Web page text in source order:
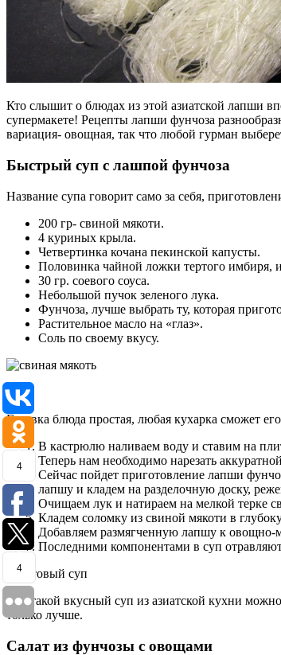
Кто слышит о блюдах из этой азиатской лапши
супермакете! Рецепты лапши фунчоза
вариация- овощная, так что любой гурман
Быстрый суп с лашпой фунчоза
Название супа говорит само за себя,
200 гр- свиной мякоти.
4 куриных крыла.
Четвертинка кочана пекинской капусты.
Половинка чайной ложки тертого имбиря,
30 гр. соевого соуса.
Небольшой пучок зеленого лука.
Фунчоза, лучше выбрать ту, которая
Растительное масло на «глаз».
Соль по своему вкусу.
Готовка блюда простая, любая кухарка сможет
В кастрюлю наливаем воду и ставим на
Теперь нам необходимо нарезать
Сейчас пойдет приготовление лапши
лапшу и кладем на разделочную доску,
Очищаем лук и натираем на мелкой терке
Кладем соломку из свиной мякоти в
Добавляем размягченную лапшу к
Последними компонентами в суп
Вот такой вкусный суп из азиатской кухни
только лучше.
Салат из фунчозы с овощами
4
4